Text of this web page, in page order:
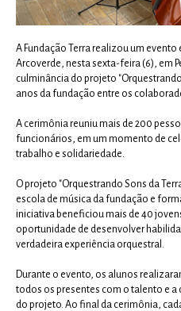
A Fundação Terra realizou um
Arcoverde, nesta sexta-feira (6), em
culminância do projeto
anos da fundação entre os
A cerimônia reuniu mais de 200
funcionários, em um momento de
trabalho e solidariedade.
O projeto "Orquestrando Sons da
escola de música da fundação e
iniciativa beneficiou mais de 40
oportunidade de desenvolver
verdadeira experiência orquestral.
Durante o evento, os alunos
todos os presentes com o talento e
do projeto. Ao final da cerimônia,